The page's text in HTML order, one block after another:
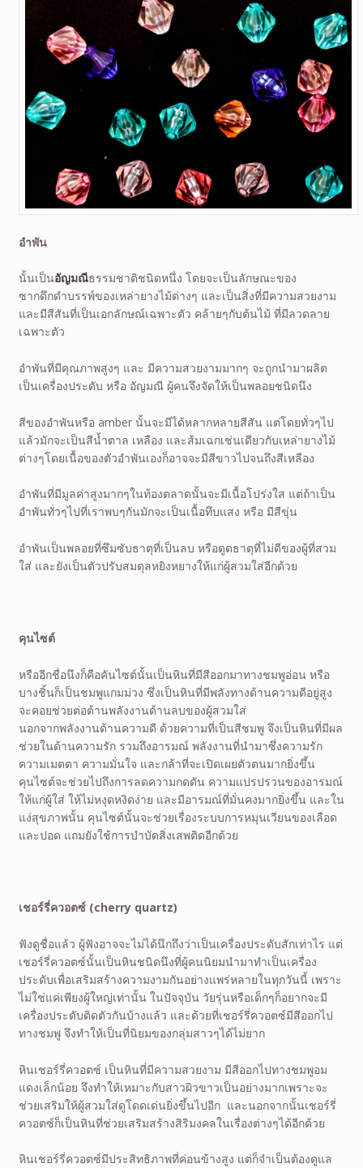
อำพัน
นั้นเป็นอัญมณีธรรมชาติชนิดหนึ่ง โดยจะเป็นลักษณะของ
ซากดึกดำบรรพ์ของเหล่ายางไม้ต่างๆ และเป็นสิ่งที่มีความสวยงาม
และมีสีสันที่เป็นเอกลักษณ์เฉพาะตัว คล้ายๆกับต้นไม้ ที่มีลวดลาย
เฉพาะตัว
อำพันที่มีคุณภาพสูงๆ และ มีความสวยงามมากๆ จะถูกนำมาผลิต
เป็นเครื่องประดับ หรือ อัญมณี ผู้คนจึงจัดให้เป็นพลอยชนิดนึง
สีของอำพันหรือ amber นั้นจะมีได้หลากหลายสีสัน แต่โดยทั่วๆไป
แล้วมักจะเป็นสีน้ำตาล เหลือง และส้มเฉกเช่นเดียวกับเหล่ายางไม้
ต่างๆโดยเนื้อของตัวอำพันเองก็อาจจะมีสีขาวไปจนถึงสีเหลือง
อำพันที่มีมูลค่าสูงมากๆในท้องตลาดนั้นจะมีเนื้อโปร่งใส แต่ถ้าเป็น
อำพันทั่วๆไปที่เราพบๆกันมักจะเป็นเนื้อทึบแสง หรือ มีสีขุ่น
อำพันเป็นพลอยที่ซึมซับธาตุที่เป็นลบ หรือดูดธาตุที่ไม่ดีของผู้ที่สวม
ใส่ และยังเป็นตัวปรับสมดุลหยิงหยางให้แก่ผู้สวมใส่อีกด้วย
คุนไซต์
หรืออีกชื่อนึงก็คือคันไซต์นั้นเป็นหินที่มีสีออกมาทางชมพูอ่อน หรือ
บางชิ้นก็เป็นชมพูแกมม่วง ซึ่งเป็นหินที่มีพลังทางด้านความดีอยู่สูง
จะคอยช่วยต่อต้านพลังงานด้านลบของผู้สวมใส่
นอกจากพลังงานด้านความดี ด้วยความที่เป็นสีชมพู จึงเป็นหินที่มีผล
ช่วยในด้านความรัก รวมถึงอารมณ์ พลังงานที่นำมาซึ่งความรัก
ความเมตตา ความมั่นใจ และกล้าที่จะเปิดเผยตัวตนมากยิ่งขึ้น
คุนไซต์จะช่วยไปถึงการลดความกดดัน ความแปรปรวนของอารมณ์
ให้แก่ผู้ใส่ ให้ไม่หงุดหงิดง่าย และมีอารมณ์ที่มั่นคงมากยิ่งขึ้น และใน
แง่สุขภาพนั้น คุนไซต์นั้นจะช่วยเรื่องระบบการหมุนเวียนของเลือด
และปอด แถมยังใช้การบำบัดสิ่งเสพติดอีกด้วย
เชอร์รี่ควอตซ์ (cherry quartz)
ฟังดูชื่อแล้ว ผู้ฟังอาจจะไม่ได้นึกถึงว่าเป็นเครื่องประดับสักเท่าไร แต่
เชอร์รี่ควอตซ์นั้นเป็นหินชนิดนึงที่ผู้คนนิยมนำมาทำเป็นเครื่อง
ประดับเพื่อเสริมสร้างความงามกันอย่างแพร่หลายในทุกวันนี้ เพราะ
ไม่ใช่แค่เพียงผู้ใหญ่เท่านั้น ในปัจจุบัน วัยรุ่นหรือเด็กๆก็อยากจะมี
เครื่องประดับติดตัวกันบ้างแล้ว และด้วยที่เชอร์รี่ควอตซ์มีสีออกไป
ทางชมพู จึงทำให้เป็นที่นิยมของกลุ่มสาวๆได้ไม่ยาก
หินเชอร์รี่ควอตซ์ เป็นหินที่มีความสวยงาม มีสีออกไปทางชมพูอม
แดงเล็กน้อย จึงทำให้เหมาะกับสาวผิวขาวเป็นอย่างมากเพราะจะ
ช่วยเสริมให้ผู้สวมใส่ดูโดดเด่นยิ่งขึ้นไปอีก และนอกจากนั้นเชอร์รี่
ควอตซ์ก็เป็นหินที่ช่วยเสริมสร้างสิริมงคลในเรื่องต่างๆได้อีกด้วย
หินเชอร์รี่ควอตซ์มีประสิทธิภาพที่ค่อนข้างสูง แต่ก็จำเป็นต้องดูแล